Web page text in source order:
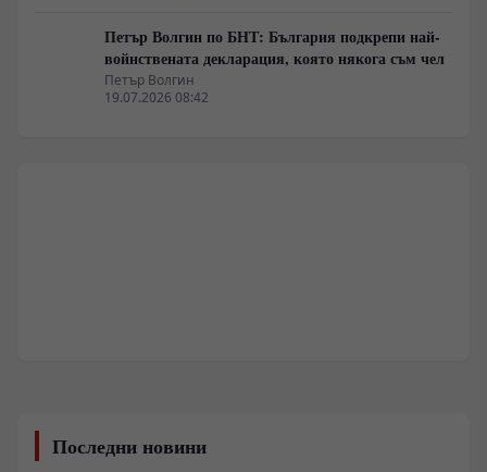
Петър Волгин по БНТ: България подкрепи най-
войнствената декларация, която някога съм чел
Петър Волгин
19.07.2026 08:42
Последни новини